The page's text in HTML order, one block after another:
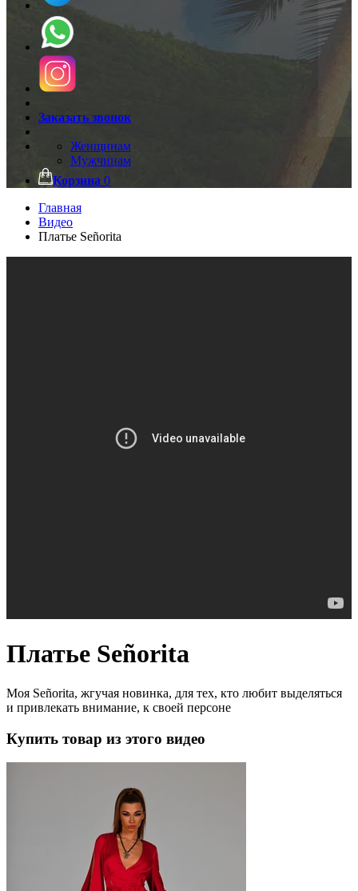
Заказать звонок
Женщинам
Мужчинам
Корзина 0
Главная
Видео
Платье Señorita
Платье Señorita
Моя Señorita, жгучая новинка, для тех, кто любит выделяться
и привлекать внимание, к своей персоне
Купить товар из этого видео